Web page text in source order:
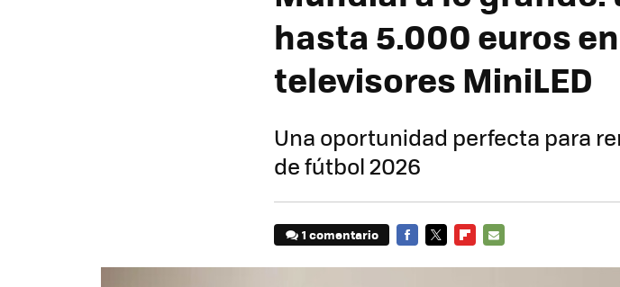
hasta 5.000 euros
televisores MiniLED
Una oportunidad perfecta para
de fútbol 2026
1 comentario